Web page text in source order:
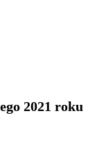
2021 roku